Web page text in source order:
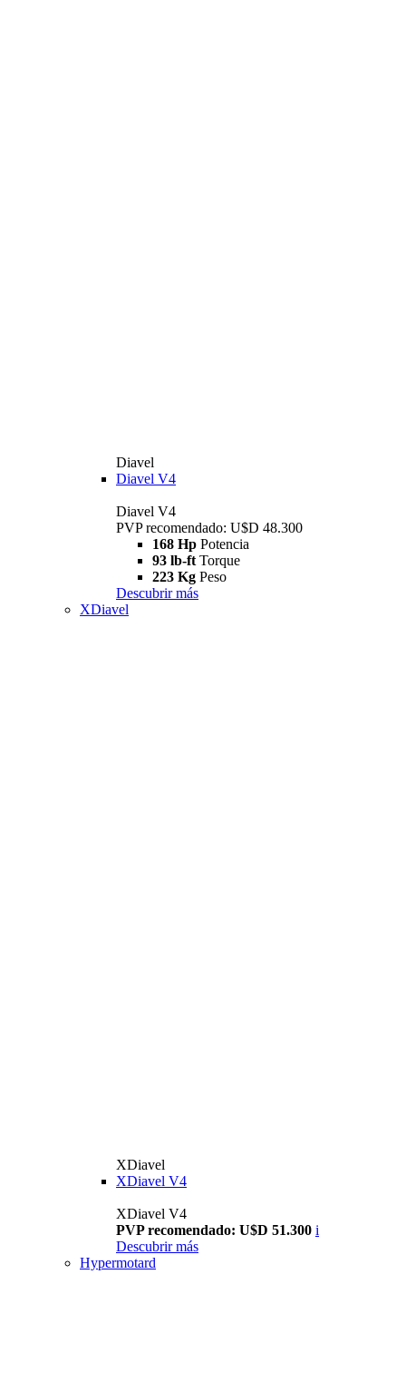
Diavel
Diavel V4
Diavel V4
PVP recomendado: U$D 48.300
168 Hp Potencia
93 lb-ft Torque
223 Kg Peso
Descubrir más
XDiavel
XDiavel
XDiavel V4
XDiavel V4
PVP recomendado: U$D 51.300 i
Descubrir más
Hypermotard